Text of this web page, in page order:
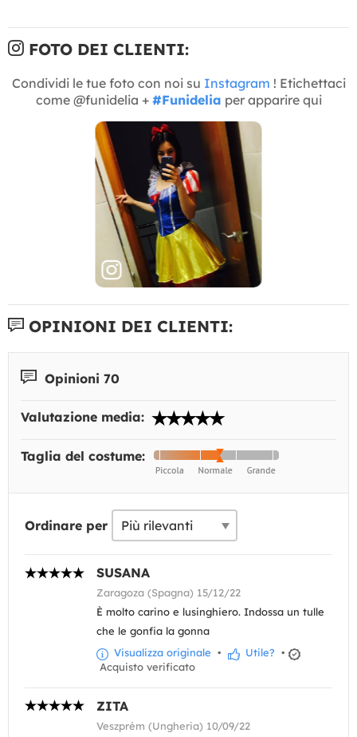
FOTO DEI CLIENTI:
Condividi le tue foto con noi su Instagram ! Etichettaci
come @funidelia + #Funidelia per apparire qui
OPINIONI DEI CLIENTI:
Opinioni 70
Valutazione media:
Taglia del costume:
Ordinare per
SUSANA
Zaragoza (Spagna) 15/12/22
È molto carino e lusinghiero. Indossa un tulle
che le gonfia la gonna
Visualizza originale • Utile? •
Acquisto verificato
ZITA
Veszprém (Ungheria) 10/09/22